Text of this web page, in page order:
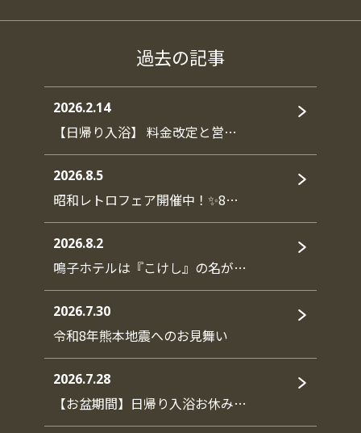
過去の記事
2026.2.14
【日帰り入浴】 料金改定と営…
2026.8.5
昭和レトロフェア開催中！✨8…
2026.8.2
鳴子ホテルは『こけし』の名が…
2026.7.30
令和8年熊本地震へのお見舞い
2026.7.28
【お盆期間】日帰り入浴お休み…